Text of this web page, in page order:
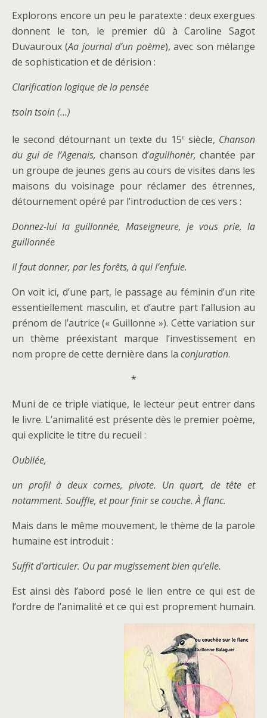
Explorons encore un peu le paratexte : deux exergues
donnent le ton, le premier dû à Caroline Sagot
Duvauroux (Aa journal d’un poème), avec son mélange
de sophistication et de dérision :
Clarification logique de la pensée
tsoin tsoin (…)
le second détournant un texte du 15esiècle, Chanson
du gui de l’Agenais,chanson d’aguilhonèr,chantée par
un groupe de jeunes gens au cours de visites dans les
maisons du voisinage pour réclamer des étrennes,
détournement opéré par l’introduction de ces vers :
Donnez-lui la guillonnée, Maseigneure, je vous prie, la
guillonnée
Il faut donner, par les forêts, à qui l’enfuie.
On voit ici, d’une part, le passage au féminin d’un rite
essentiellement masculin, et d’autre part l’allusion au
prénom de l’autrice (« Guillonne »). Cette variation sur
un thème préexistant marque l’investissement en
nom propre de cette dernière dans la conjuration.
*
Muni de ce triple viatique, le lecteur peut entrer dans
le livre. L’animalité est présente dès le premier poème,
qui explicite le titre du recueil :
Oubliée,
un profil à deux cornes, pivote. Un quart, de tête et
notamment. Souffle, et pour finir se couche. À flanc.
Mais dans le même mouvement, le thème de la parole
humaine est introduit :
Suffit d’articuler. Ou par mugissement bien qu’elle.
Est ainsi dès l’abord posé le lien entre ce qui est de
l’ordre de l’animalité et ce qui est proprement humain.